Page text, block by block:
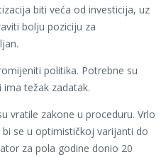
biti veća od investicija, uz
bolju poziciju za
politika. Potrebne su
težak zadatak.
vratile zakone u proceduru. Vrlo
se u optimističkoj varijanti do
za pola godine donio 20